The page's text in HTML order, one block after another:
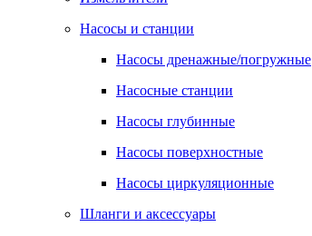
Насосы и станции
Насосы дренажные/погружные
Насосные станции
Насосы глубинные
Насосы поверхностные
Насосы циркуляционные
Шланги и аксессуары